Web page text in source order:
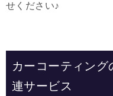
せください♪
カーコーティン
連サービス